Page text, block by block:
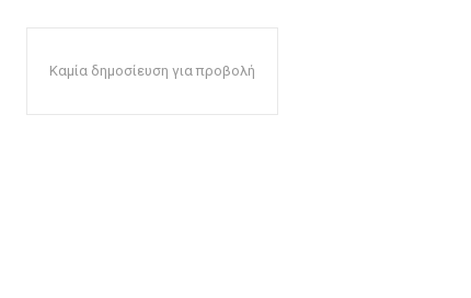
Καμία δημοσίευση για προβολή